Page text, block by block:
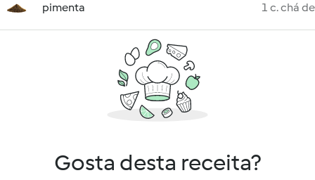
pimenta 1 c. chá de
Gosta desta receita?